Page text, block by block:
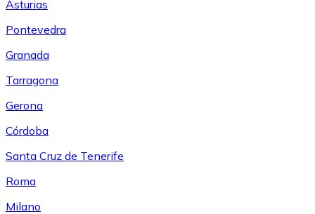
Asturias
Pontevedra
Granada
Tarragona
Gerona
Córdoba
Santa Cruz de Tenerife
Roma
Milano